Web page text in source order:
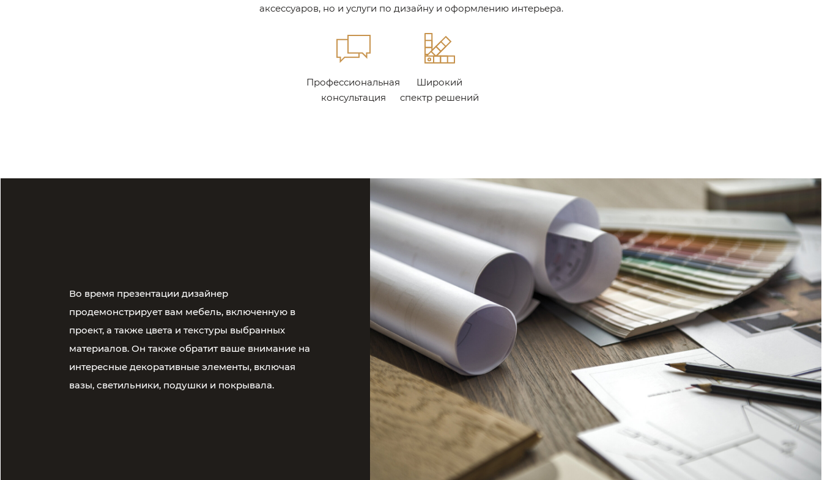
аксессуаров, но и услуги по дизайну и оформлению интерьера.
Профессиональная
консультация
Широкий
спектр решений
Во время презентации дизайнер
продемонстрирует вам мебель, включенную в
проект, а также цвета и текстуры выбранных
материалов. Он также обратит ваше внимание на
интересные декоративные элементы, включая
вазы, светильники, подушки и покрывала.